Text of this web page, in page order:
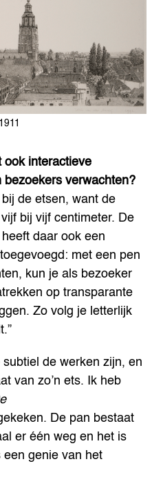
interactieve
verwachten?
de etsen, want de
bij vijf centimeter. De
daar ook een
met een pen
kun je als bezoeker
op transparante
Zo volg je letterlijk
de werken zijn, en
van zo’n ets. Ik heb
De pan bestaat
er één weg en het is
genie van het